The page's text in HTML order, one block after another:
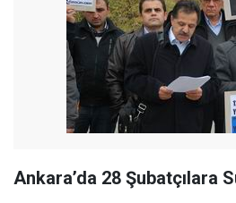
Ankara’da 28 Şubatçılara